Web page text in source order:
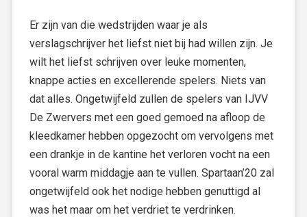
Er zijn van die wedstrijden waar je als
verslagschrijver het liefst niet bij had willen zijn. Je
wilt het liefst schrijven over leuke momenten,
knappe acties en excellerende spelers. Niets van
dat alles. Ongetwijfeld zullen de spelers van IJVV
De Zwervers met een goed gemoed na afloop de
kleedkamer hebben opgezocht om vervolgens met
een drankje in de kantine het verloren vocht na een
vooral warm middagje aan te vullen. Spartaan’20 zal
ongetwijfeld ook het nodige hebben genuttigd al
was het maar om het verdriet te verdrinken.